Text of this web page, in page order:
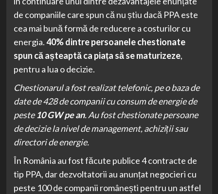
de companiile care spun că nu știu dacă PPA este
cea mai bună formă de reducere a costurilor cu
energia.40% dintre persoanele chestionate
spun că așteaptă ca piața să se maturizeze,
pentru a lua o decizie.
Chestionarul a fost realizat telefonic, pe o baza de
date de 428 de companii cu consum de energie de
peste10 GW pe an. Au fost chestionate persoane
de decizie la nivel de management, achiziții sau
directori de energie.
În România au fost făcute publice 4 contracte de
tip PPA, dar dezvoltatorii au anunțat negocieri cu
peste 100 de companii românești pentru un astfel